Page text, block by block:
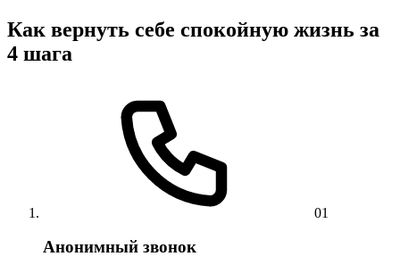
Как вернуть себе спокойную жизнь за
4 шага
01
Анонимный звонок